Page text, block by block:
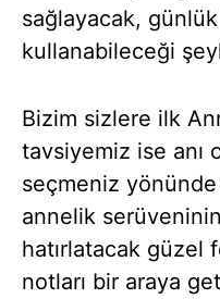
sağlayacak,
kullanabileceği
Bizim sizlere ilk
tavsiyemiz ise anı
seçmeniz
annelik serüveninin
hatırlatacak güzel
notları bir araya